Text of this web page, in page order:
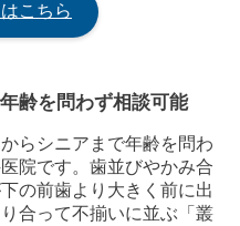
こちら
齢を問わず相談可能
らシニアまで年齢を問わ
院です。歯並びやかみ合
の前歯より大きく前に出
合って不揃いに並ぶ「叢